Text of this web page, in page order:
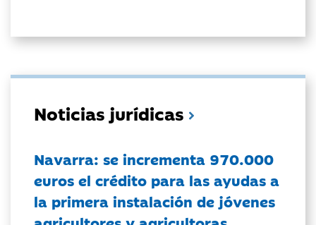
Noticias jurídicas
Navarra: se incrementa 970.000
euros el crédito para las ayudas a
la primera instalación de jóvenes